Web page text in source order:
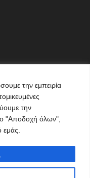
την εμπειρία
την
"Αποδοχή όλων",